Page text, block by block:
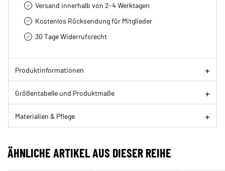
Versand innerhalb von 2-4 Werktagen
Kostenlos Rücksendung für Mitglieder
30 Tage Widerrufsrecht
Produktinformationen
Größentabelle und Produktmaße
Materialien & Pflege
ÄHNLICHE ARTIKEL AUS DIESER REIHE